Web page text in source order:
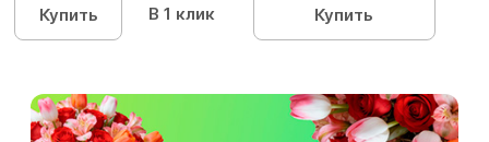
Купить В 1 клик Купить